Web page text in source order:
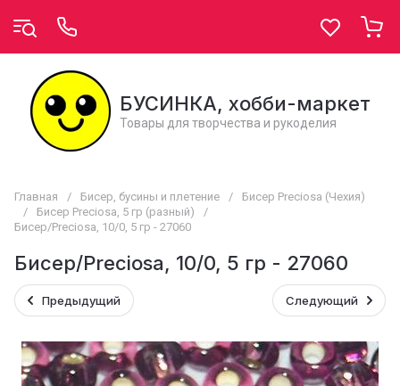
БУСИНКА, хобби-маркет
Товары для творчества и рукоделия
Главная / Бисер, бусины и плетение /
Бисер Preciosa (Чехия)
/
Бисер Preciosa, 5 гр (разный)
/
Бисер/Preciosa, 10/0, 5 гр - 27060
Бисер/Preciosa, 10/0, 5 гр - 27060
Предыдущий Следующий